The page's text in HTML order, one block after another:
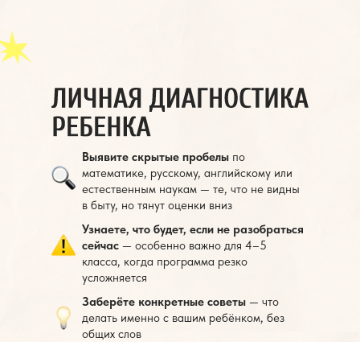
Выявите скрытые пробелы по
математике, русскому, английскому или
естественным наукам — те, что не видны
в быту, но тянут оценки вниз
Узнаете, что будет, если не разобраться
сейчас — особенно важно для 4–5
класса, когда программа резко
усложняется
Заберёте конкретные советы — что
делать именно с вашим ребёнком, без
общих слов